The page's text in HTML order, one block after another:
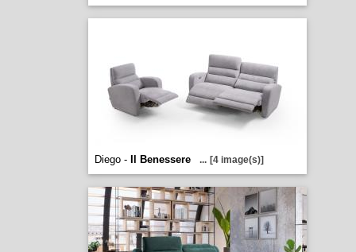
Diego - Il Benessere ... [4 image(s)]